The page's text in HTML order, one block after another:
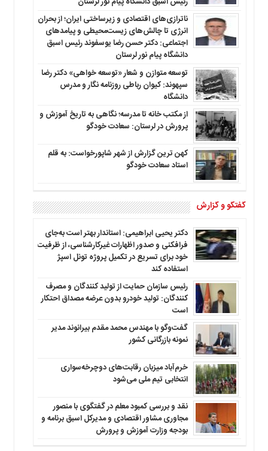
ناترازی‌های اقتصادی و زیرساختی ایران؛ از بحران
انرژی تا چالش‌های زیست‌محیطی و پیامدهای
اجتماعی: دکتر حسن رضا یوسفوند رئیس اسبق
دانشگاه پیام نور لرستان
توسعه متوازن و شعار «توسعه خواهی» دکتر رضا
سپهوند: کیوان رباطی روزنامه نگار و مدرس
دانشگاه
از مکتب خانه تا مدرسه؛ نگاهی به تاریخ آموزش و
پرورش در لرستان: سعادت خودگو
کهن ترین گزارش از شهر شاپورخواست: به قلم
استاد سعادت خودگو
گفتگو و گزارش
دکتر یحیی ابراهیمی: استاندار بهتر است به‌جای
فرافکنی و صدور اظهارات غیرکارشناسی، از ظرفیت
خود برای تسریع در تکمیل پروژه تونل اسپژ
استفاده کند
رئیس سازمان حمایت از تولید کنندگان و مصرف
کنندگان: تولید خودرو بدون عرضه مصداق احتکار
است
گفت‌وگو با مهندس محمد مقدم بیرانوند مدیر
نمونه بازرگانی کشور
خرم‌آباد میزبان رقابت‌های دوچرخه‌سواری
انتخابی تیم ملی می‌شود
نقد و بررسی کمبود معلم در گفتگوی با منصور
مجاوری مشاور اقتصادی و مدیرکل اسبق برنامه و
بودجه وزارت آموزش و پرورش